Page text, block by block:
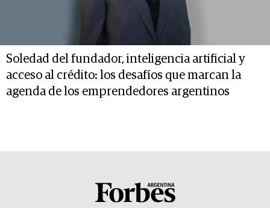
Soledad del fundador, inteligencia artificial y
acceso al crédito: los desafíos que marcan la
agenda de los emprendedores argentinos